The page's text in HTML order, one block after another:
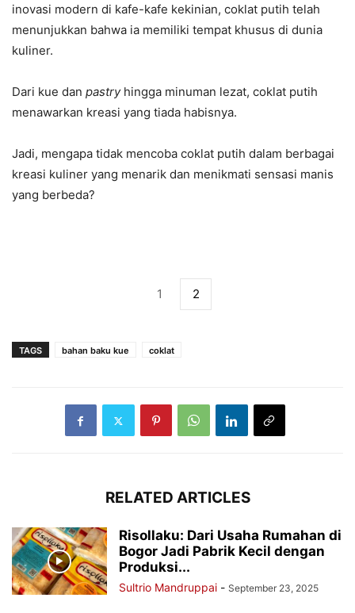
inovasi modern di kafe-kafe kekinian, coklat putih telah
menunjukkan bahwa ia memiliki tempat khusus di dunia
kuliner.
Dari kue dan pastryhingga minuman lezat, coklat putih
menawarkan kreasi yang tiada habisnya.
Jadi, mengapa tidak mencoba coklat putih dalam berbagai
kreasi kuliner yang menarik dan menikmati sensasi manis
yang berbeda?
1 2
TAGS bahan baku kue coklat
RELATED ARTICLES
Risollaku: Dari Usaha Rumahan di
Bogor Jadi Pabrik Kecil dengan
Produksi...
Sultrio Mandruppai - September 23, 2025